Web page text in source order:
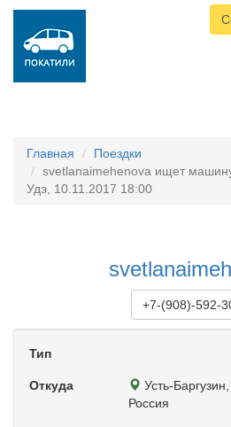
Главная
Поездки
svetlanaimehenova ищет
Удэ, 10.11.2017 18:00
+7-(908)-592-
Тип
Откуда
Усть-
Россия